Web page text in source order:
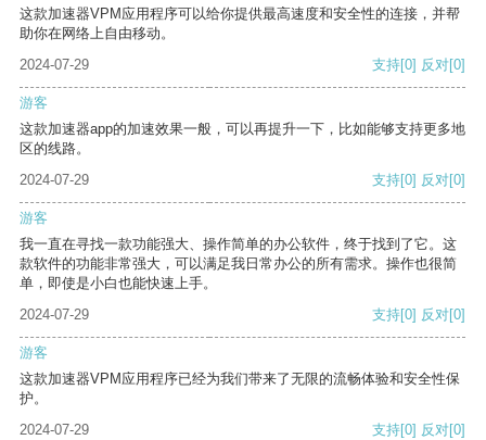
这款加速器VPM应用程序可以给你提供最高速度和安全性的连接，并帮
助你在网络上自由移动。
2024-07-29
支持[0] 反对[0]
游客
这款加速器app的加速效果一般，可以再提升一下，比如能够支持更多地
区的线路。
2024-07-29
支持[0] 反对[0]
游客
我一直在寻找一款功能强大、操作简单的办公软件，终于找到了它。这
款软件的功能非常强大，可以满足我日常办公的所有需求。操作也很简
单，即使是小白也能快速上手。
2024-07-29
支持[0] 反对[0]
游客
这款加速器VPM应用程序已经为我们带来了无限的流畅体验和安全性保
护。
2024-07-29
支持[0] 反对[0]